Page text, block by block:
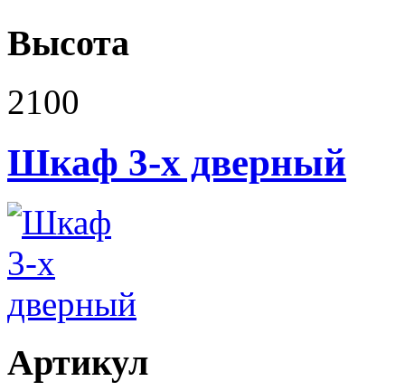
Высота
2100
Шкаф 3-х дверный
Артикул